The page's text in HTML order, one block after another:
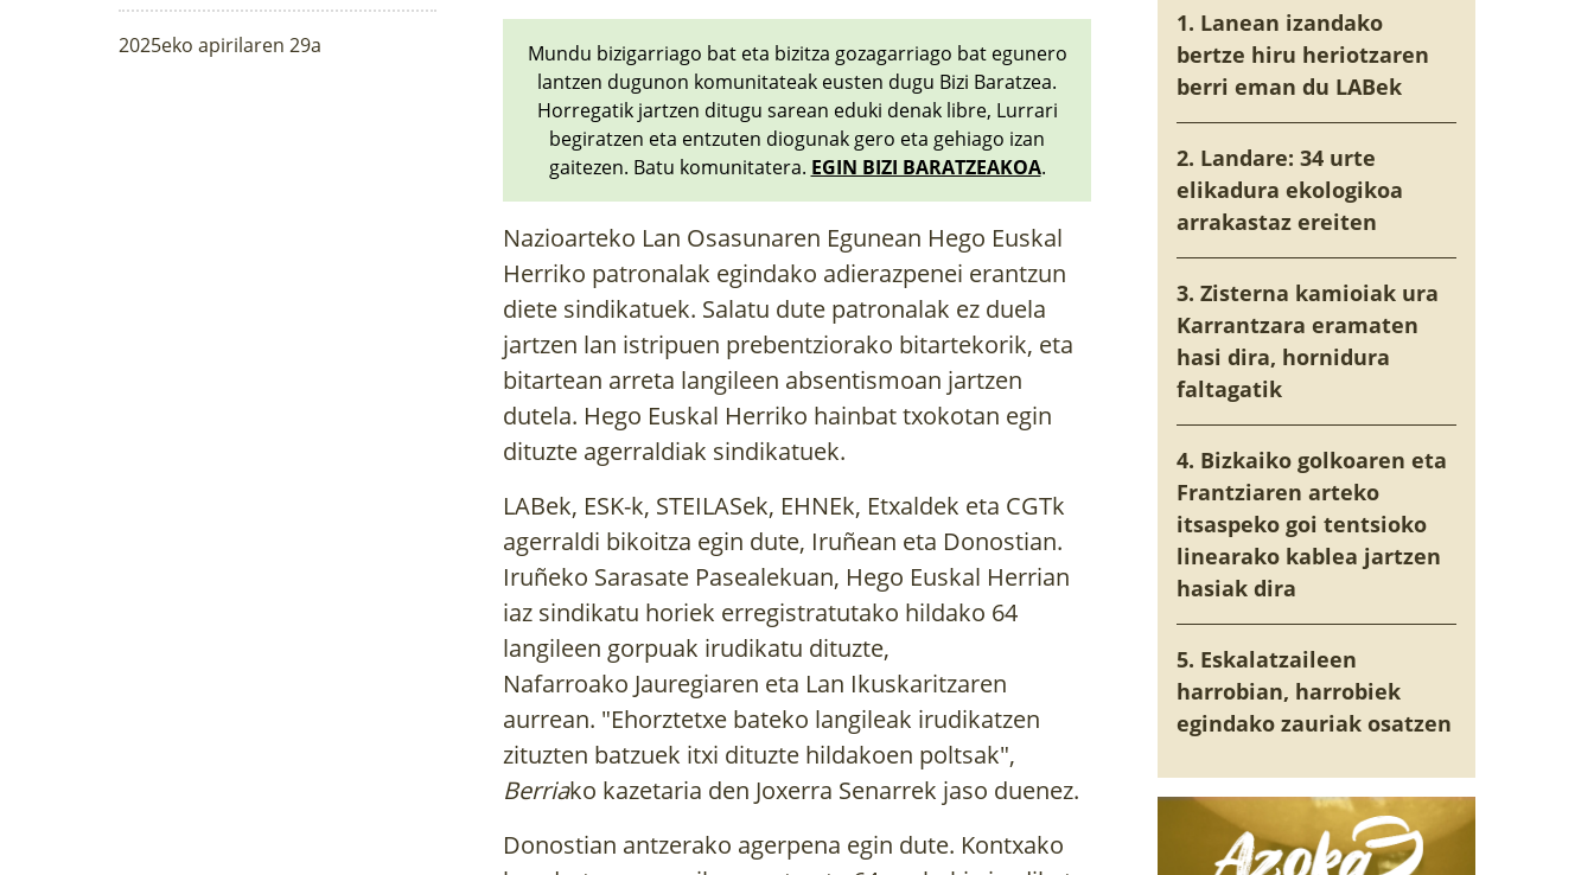
2025eko apirilaren 29a
Mundu bizigarriago bat eta bizitza gozagarriago bat egunero
lantzen dugunon komunitateak eusten dugu Bizi Baratzea.
Horregatik jartzen ditugu sarean eduki denak libre, Lurrari
begiratzen eta entzuten diogunak gero eta gehiago izan
gaitezen. Batu komunitatera. EGIN BIZI BARATZEAKOA.
Nazioarteko Lan Osasunaren Egunean Hego Euskal
Herriko patronalak egindako adierazpenei erantzun
diete sindikatuek. Salatu dute patronalak ez duela
jartzen lan istripuen prebentziorako bitartekorik, eta
bitartean arreta langileen absentismoan jartzen
dutela. Hego Euskal Herriko hainbat txokotan egin
dituzte agerraldiak sindikatuek.
LABek, ESK-k, STEILASek, EHNEk, Etxaldek eta CGTk
agerraldi bikoitza egin dute, Iruñean eta Donostian.
Iruñeko Sarasate Pasealekuan, Hego Euskal Herrian
iaz sindikatu horiek erregistratutako hildako 64
langileen gorpuak irudikatu dituzte,
Nafarroako Jauregiaren eta Lan Ikuskaritzaren
aurrean. "Ehorztetxe bateko langileak irudikatzen
zituzten batzuek itxi dituzte hildakoen poltsak",
Berriako kazetaria den Joxerra Senarrek jaso duenez.
Donostian antzerako agerpena egin dute. Kontxako
1. Lanean izandako
bertze hiru heriotzaren
berri eman du LABek
2. Landare: 34 urte
elikadura ekologikoa
arrakastaz ereiten
3. Zisterna kamioiak ura
Karrantzara eramaten
hasi dira, hornidura
faltagatik
4. Bizkaiko golkoaren eta
Frantziaren arteko
itsaspeko goi tentsioko
linearako kablea jartzen
hasiak dira
5. Eskalatzaileen
harrobian, harrobiek
egindako zauriak osatzen